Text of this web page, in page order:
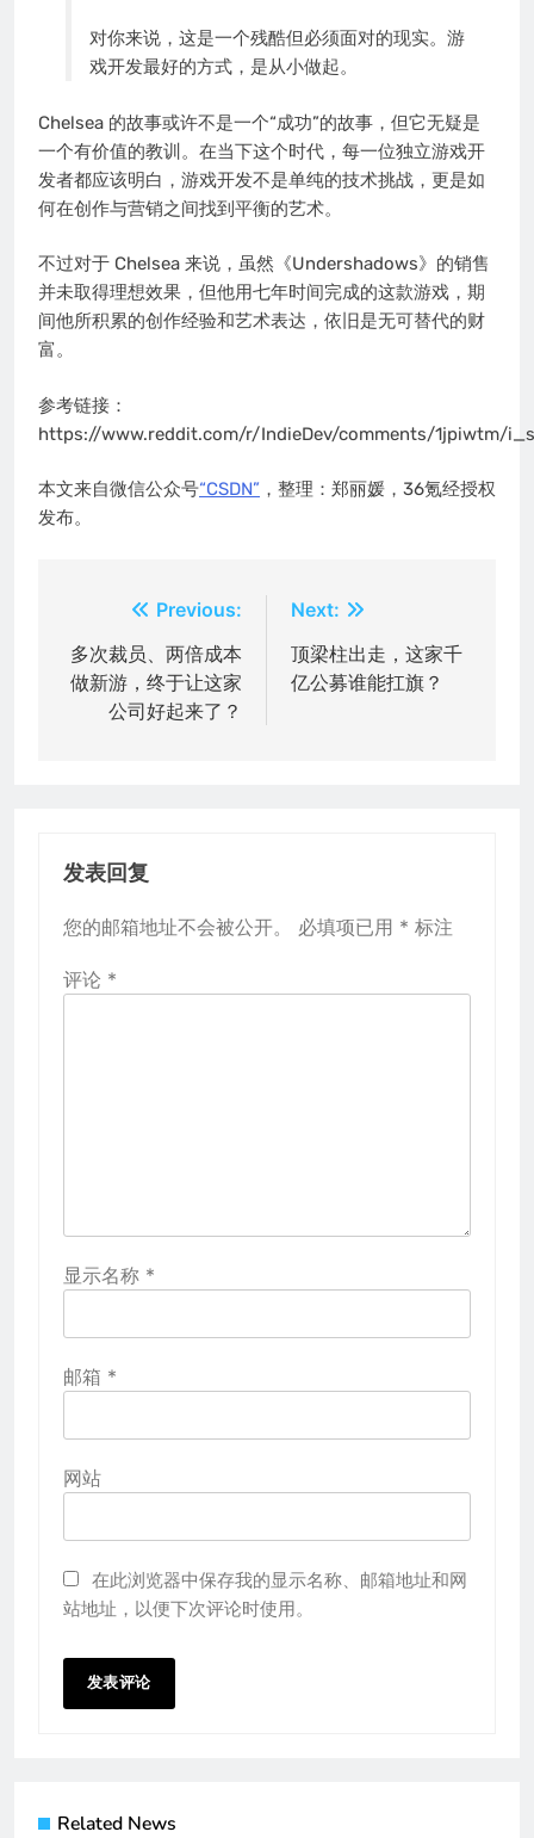
对你来说，这是一个残酷但必须面对的现实。游
戏开发最好的方式，是从小做起。
Chelsea 的故事或许不是一个“成功”的故事，但它无疑是
一个有价值的教训。在当下这个时代，每一位独立游戏开
发者都应该明白，游戏开发不是单纯的技术挑战，更是如
何在创作与营销之间找到平衡的艺术。
不过对于 Chelsea 来说，虽然《Undershadows》的销售
并未取得理想效果，但他用七年时间完成的这款游戏，期
间他所积累的创作经验和艺术表达，依旧是无可替代的财
富。
参考链接：
https://www.reddit.com/r/IndieDev/comments/1jpiwtm/
本文来自微信公众号“CSDN” ，整理：郑丽媛，36氪经授权
发布。
章
导
Previous:
多次裁员、两倍成本
做新游，终于让这家
公司好起来了？
Next:
顶梁柱出走，这家千
亿公募谁能扛旗？
发表回复
您的邮箱地址不会被公开。 必填项已用 * 标注
评论 *
显示名称 *
邮箱 *
网站
在此浏览器中保存我的显示名称、邮箱地址和网
站地址，以便下次评论时使用。
Related News